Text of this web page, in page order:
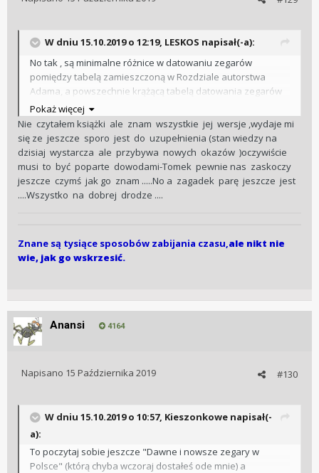
W dniu 15.10.2019 o 12:19, LESKOS napisał(-a):
No tak , są minimalne różnice w datowaniu zegarów
pomiędzy tabelą zamieszczoną w Rozdziale autorstwa
Adama, a powszechnie krążącą tabelą datowania zegarów
G.B.(na tym forum też), Różnica dotyczy w zasadzie
numerów rozpoczynających poszczególne roczniki . Moje
zegary pozycjonują się w rocznikach w obu tabelach ...
Roman , wiem że jesteś mistrzem zagadek ...
, jakaś
podpowiedź ... co na rzeczy?
Pokaż więcej
Nie czytałem książki ale znam wszystkie jej wersje ,wydaje mi
się ze jeszcze sporo jest do uzupełnienia (stan wiedzy na
dzisiaj wystarcza ale przybywa nowych okazów )oczywiście
musi to być poparte dowodami-Tomek pewnie nas zaskoczy
jeszcze czymś jak go znam .....No a zagadek parę jeszcze jest
....Wszystko na dobrej drodze ....
Znane są tysiące sposobów zabijania czasu,ale nikt nie
wie, jak go wskrzesić.
Anansi 4164
#130
Napisano 15 Października 2019
W dniu 15.10.2019 o 10:57, Kieszonkowe napisał(-
a):
To poczytaj sobie jeszcze "Dawne i nowsze zegary w
Polsce" (którą chyba wczoraj dostałeś ode mnie) a